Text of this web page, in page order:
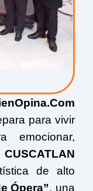
para vivir
emocionar,
CUSCATLAN
de alto
Ópera”, una